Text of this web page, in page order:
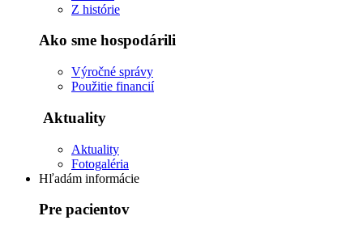
Z histórie
Ako sme hospodárili
Výročné správy
Použitie financií
Aktuality
Aktuality
Fotogaléria
Hľadám informácie
Pre pacientov